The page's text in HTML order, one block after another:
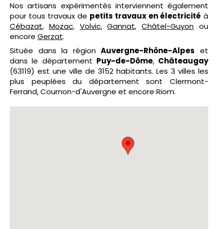
Nos artisans expérimentés interviennent également
pour tous travaux de petits travaux en électricité à
Cébazat, Mozac, Volvic,Gannat,Châtel-Guyon ou
encore Gerzat.
Située dans la régionAuvergne-Rhône-Alpes et
dans le département Puy-de-Dôme, Châteaugay
(63119) est une ville de 3152 habitants. Les 3 villes les
plus peuplées du département sont Clermont-
Ferrand, Cournon-d'Auvergne et encore Riom.